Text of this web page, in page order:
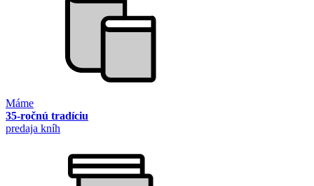
Máme
35-ročnú tradíciu
predaja kníh